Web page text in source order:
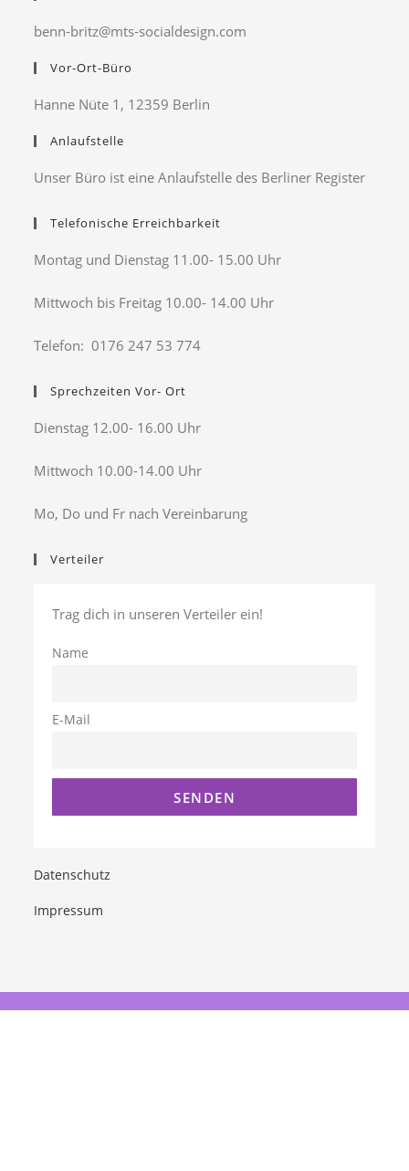
benn-britz@mts-socialdesign.com
Vor-Ort-Büro
Hanne Nüte 1, 12359 Berlin
Anlaufstelle
Unser Büro ist eine Anlaufstelle des Berliner Register
Telefonische Erreichbarkeit
Montag und Dienstag 11.00- 15.00 Uhr
Mittwoch bis Freitag 10.00- 14.00 Uhr
Telefon: 0176 247 53 774
Sprechzeiten Vor- Ort
Dienstag 12.00- 16.00 Uhr
Mittwoch 10.00-14.00 Uhr
Mo, Do und Fr nach Vereinbarung
Verteiler
Trag dich in unseren Verteiler ein!
Name
E-Mail
Datenschutz
Impressum